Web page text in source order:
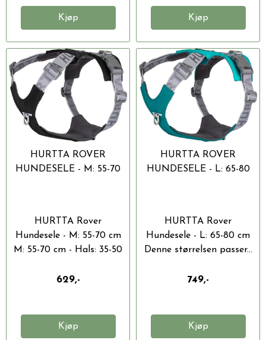
Kjøp Kjøp
HURTTA ROVER
HUNDESELE - M: 55-70
HURTTA Rover
Hundesele - M: 55-70 cm
M: 55-70 cm - Hals: 35-50
629,-
Kjøp
HURTTA ROVER
HUNDESELE - L: 65-80
HURTTA Rover
Hundesele - L: 65-80 cm
Denne størrelsen passer...
749,-
Kjøp